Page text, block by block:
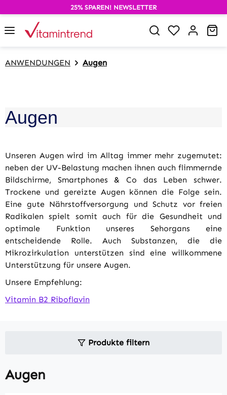
springen
25% SPAREN! NEWSLETTER
Du hast 0
ANWENDUNGEN Augen
Augen
Unseren Augen wird im Alltag immer mehr zugemutet:
neben der UV-Belastung machen ihnen auch flimmernde
Bildschirme, Smartphones & Co das Leben schwer.
Trockene und gereizte Augen können die Folge sein.
Eine gute Nährstoffversorgung und Schutz vor freien
Radikalen spielt somit auch für die Gesundheit und
optimale Funktion unseres Sehorgans eine
entscheidende Rolle. Auch Substanzen, die die
Mikrozirkulation unterstützen sind eine willkommene
Unterstützung für unsere Augen.
Unsere Empfehlung:
Vitamin B2 Riboflavin
Produkte filtern
Augen